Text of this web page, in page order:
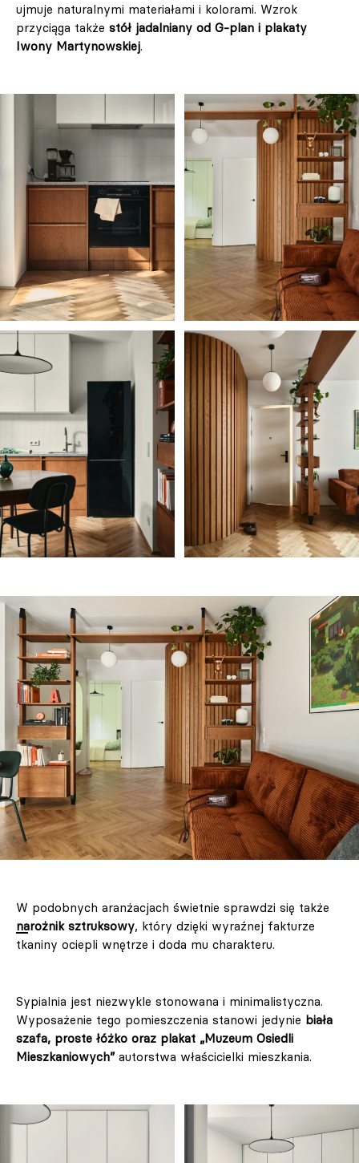
ujmuje naturalnymi materiałami i kolorami. Wzrok
przyciąga także stół jadalniany od G-plan i plakaty
Iwony Martynowskiej.
W podobnych aranżacjach świetnie sprawdzi się także
narożnik sztruksowy, który dzięki wyraźnej fakturze
tkaniny ociepli wnętrze i doda mu charakteru.
Sypialnia jest niezwykle stonowana i minimalistyczna.
Wyposażenie tego pomieszczenia stanowi jedynie biała
szafa, proste łóżko oraz plakat „Muzeum Osiedli
Mieszkaniowych” autorstwa właścicielki mieszkania.